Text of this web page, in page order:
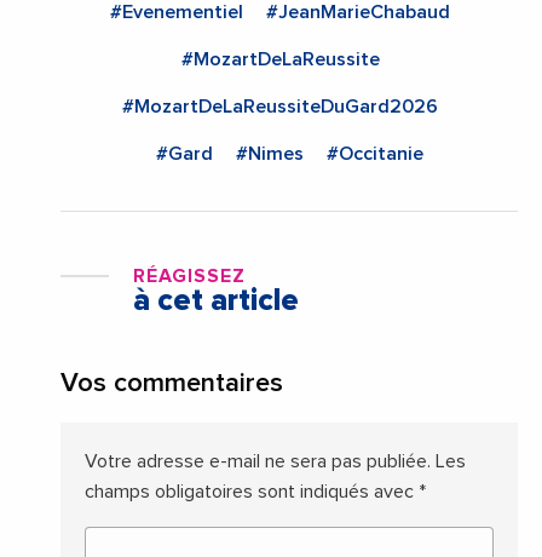
#Evenementiel #JeanMarieChabaud
#MozartDeLaReussite
#MozartDeLaReussiteDuGard2026
#Gard #Nimes #Occitanie
RÉAGISSEZ
à cet article
Vos commentaires
Votre adresse e-mail ne sera pas publiée. Les
champs obligatoires sont indiqués avec *